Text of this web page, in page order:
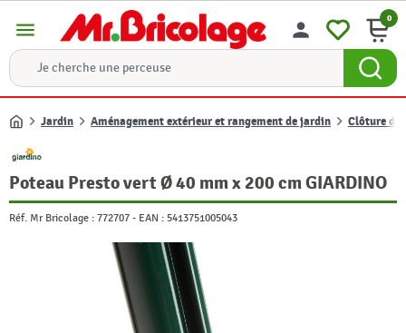
menu person 0
Accueil
Jardin Aménagement extérieur et rangement de jardin Clôture de
Poteau Presto vert Ø 40 mm x 200 cm GIARDINO
Réf. Mr Bricolage : 772707 - EAN : 5413751005043